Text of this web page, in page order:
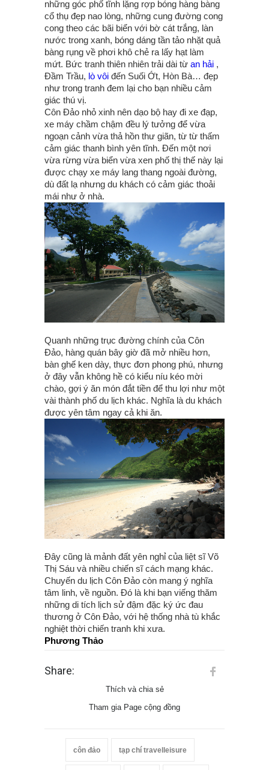
những góc phố tĩnh lặng rợp bóng hàng bàng
cổ thụ đẹp nao lòng, những cung đường cong
cong theo các bãi biển với bờ cát trắng, làn
nước trong xanh, bóng dáng tần tảo nhặt quả
bàng rụng về phơi khô chẻ ra lấy hạt làm
mứt. Bức tranh thiên nhiên trải dài từ an hải ,
Đầm Trầu, lò vôi đến Suối Ớt, Hòn Bà… đẹp
như trong tranh đem lại cho bạn nhiều cảm
giác thú vị.
Côn Đảo nhỏ xinh nên dạo bộ hay đi xe đạp,
xe máy chầm chậm đều lý tưởng để vừa
ngoạn cảnh vừa thả hồn thư giãn, từ từ thấm
cảm giác thanh bình yên tĩnh. Đến một nơi
vừa rừng vừa biển vừa xen phố thị thế này lại
được chạy xe máy lang thang ngoài đường,
dù đất lạ nhưng du khách có cảm giác thoải
mái như ở nhà.
Quanh những trục đường chính của Côn
Đảo, hàng quán bây giờ đã mở nhiều hơn,
bàn ghế ken dày, thực đơn phong phú, nhưng
ở đây vẫn không hề có kiểu níu kéo mời
chào, gợi ý ăn món đắt tiền để thu lợi như một
vài thành phố du lịch khác. Nghĩa là du khách
được yên tâm ngay cả khi ăn.
Đây cũng là mảnh đất yên nghỉ của liệt sĩ Võ
Thị Sáu và nhiều chiến sĩ cách mạng khác.
Chuyến du lịch Côn Đảo còn mang ý nghĩa
tâm linh, về nguồn. Đó là khi bạn viếng thăm
những di tích lịch sử đậm đặc ký ức đau
thương ở Côn Đảo, với hệ thống nhà tù khắc
nghiệt thời chiến tranh khi xưa.
Phương Thảo
Share:
Thích và chia sẻ
Tham gia Page cộng đồng
côn đảo tạp chí travelleisure